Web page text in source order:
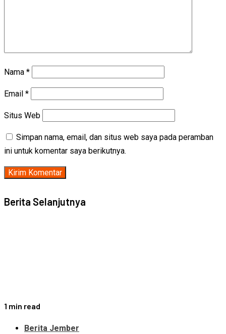
Nama *
Email *
Situs Web
Simpan nama, email, dan situs web saya pada peramban
ini untuk komentar saya berikutnya.
Berita Selanjutnya
1 min read
Berita Jember